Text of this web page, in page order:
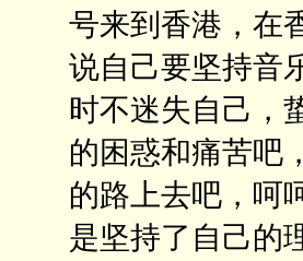
号来到香港，在
说自己要坚持音
时不迷失自己，
的困惑和痛苦吧
的路上去吧，呵
是坚持了自己的